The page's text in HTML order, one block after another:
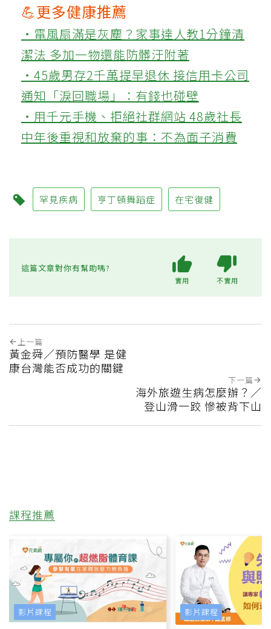
💪更多健康推薦
‧電風扇滿是灰塵？家事達人教1分鐘清
潔法 多加一物還能防髒汙附著
‧45歲男存2千萬提早退休 接信用卡公司
通知「淚回職場」：有錢也碰壁
‧用千元手機、拒絕社群網站 48歲社長
中年後重視和放棄的事：不為面子消費
罕見疾病 亨丁頓舞蹈症 在宅復健
這篇文章對你有幫助嗎?
實用 不實用
上一篇
黃金舜／預防醫學 是健
康台灣能否成功的關鍵
下一篇
海外旅遊生病怎麼辦？／
登山滑一跤 慘被背下山
課程推薦
影片課程 影片課程